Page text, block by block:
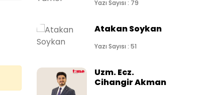
Yazı Sayısı : 79
Atakan Soykan
Yazı Sayısı : 51
Uzm. Ecz.
Cihangir Akman